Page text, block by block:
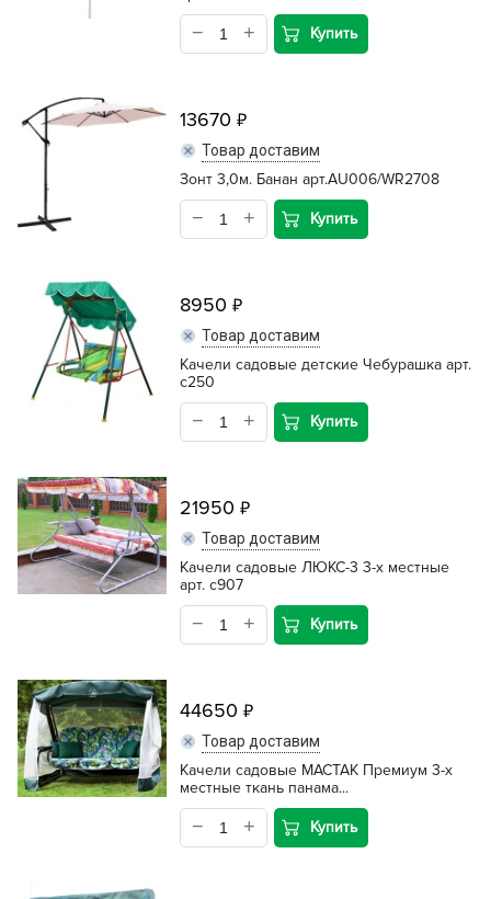
Купить
13670
Товар доставим
Зонт 3,0м. Банан арт.AU006/WR2708
Купить
8950
Товар доставим
Качели садовые детские Чебурашка арт.
c250
Купить
21950
Товар доставим
Качели садовые ЛЮКС-3 3-х местные
арт. c907
Купить
44650
Товар доставим
Качели садовые МАСТАК Премиум 3-х
местные ткань панама...
Купить